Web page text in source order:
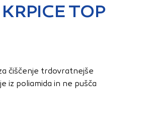
TOP
čiščenje trdovratnejše
iz poliamida in ne pušča